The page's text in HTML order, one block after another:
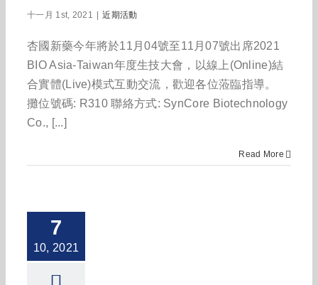
十一月 1st, 2021 | 近期活動
杏國新藥今年將於11月04號至11月07號出席2021
BIO Asia-Taiwan年度生技大會，以線上(Online)結
合實體(Live)模式互動交流，歡迎各位蒞臨指導。
攤位號碼: R310 聯絡方式: SynCore Biotechnology
Co., [...]
Read More
7
10, 2021